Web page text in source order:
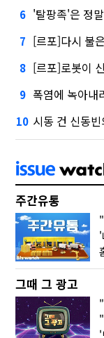
6 '탈팡족'은 정
7 [르포]다시 불
8 [르포]로봇이
9 폭염에 녹아
10 시동 건 신동
주간유통
그때 그 광고